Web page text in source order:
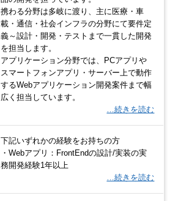
携わる分野は多岐に渡り、主に医療・車
載・通信・社会インフラの分野にて要件定
義～設計・開発・テストまで一貫した開発
を担当します。
アプリケーション分野では、PCアプリや
スマートフォンアプリ・サーバー上で動作
するWebアプリケーション開発案件まで幅
広く担当しています。
…続きを読む
下記いずれかの経験をお持ちの方
・Webアプリ：FrontEndの設計/実装の実
務開発経験1年以上
…続きを読む